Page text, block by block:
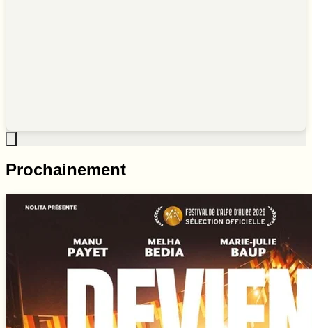
Prochainement